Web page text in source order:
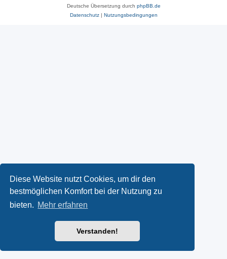
Diese Website nutzt Cookies, um dir den
bestmöglichen Komfort bei der Nutzung zu
bieten. Mehr erfahren
Verstanden!
Deutsche Übersetzung durch phpBB.de
Datenschutz| Nutzungsbedingungen